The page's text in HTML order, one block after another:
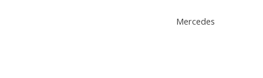
Mercedes